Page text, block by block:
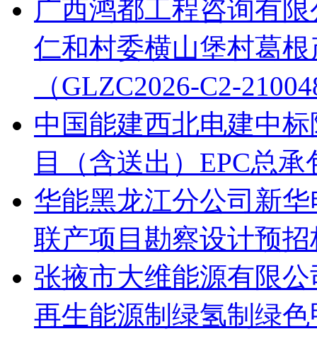
广西鸿都工程咨询有
仁和村委横山堡村葛
（GLZC2026-C2-
中国能建西北电建中
目（含送出）EPC总承
华能黑龙江分公司新
联产项目勘察设计预招
张掖市大维能源有限
再生能源制绿氢制绿